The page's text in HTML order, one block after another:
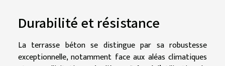
Durabilité et résistance
La terrasse béton se distingue par sa robustesse
exceptionnelle, notamment face aux aléas climatiques